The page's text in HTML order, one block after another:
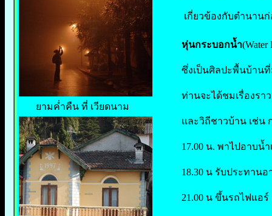
ยามค่ำคืน ที่ เวียดนาม
เกี่ยวข้องกับตำนานก่
หุ่นกระบอกน้ำ
ซึ่งเป็นศิลปะพื้นบ้านที่
ท่านจะได้ชมเรื่องร
และวิถีชาวบ้าน เช่น
17.00 น. พาไปอาบน้
18.30 น รับประทาน
21.00 น ขึ้นรถไฟแอ